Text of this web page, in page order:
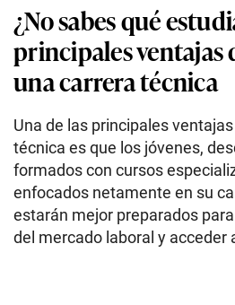
¿No sabes qué
principales ventajas
una carrera técnica
Una de las principales
técnica es que los jóvenes,
formados con cursos
enfocados netamente en su
estarán mejor preparados
del mercado laboral y acceder